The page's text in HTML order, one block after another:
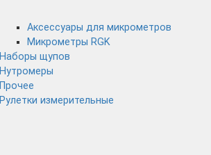
Аксессуары для микрометров
Микрометры RGK
Наборы щупов
Нутромеры
Прочее
Рулетки измерительные